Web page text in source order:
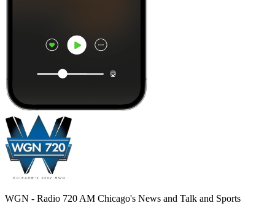
WGN - Radio 720 AM Chicago's News and Talk and Sports